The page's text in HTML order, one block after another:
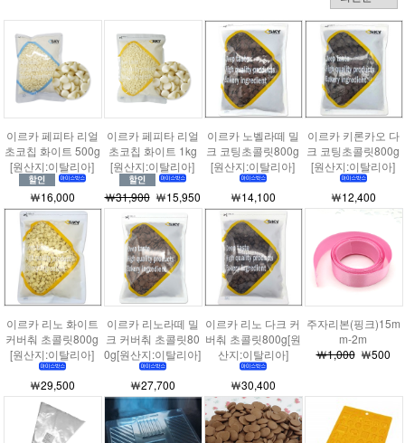
이르카 페피타 리얼
초코칩 화이트 500g
[원산지:이탈리아]
￦16,000
이르카 페피타 리얼
초코칩 화이트 1kg
[원산지:이탈리아]
￦31,900￦15,950
이르카 노벨라떼 밀
크 코팅초콜릿800g
[원산지:이탈리아]
￦14,100
이르카 키론카오 다
크 코팅초콜릿800g
[원산지:이탈리아]
￦12,400
이르카 리노 화이트
커버춰 초콜릿800g
[원산지:이탈리아]
￦29,500
이르카 리노라떼 밀
크 커버춰 초콜릿80
0g[원산지:이탈리아]
￦27,700
이르카 리노 다크 커
버춰 초콜릿800g[원
산지:이탈리아]
￦30,400
주자리본(핑크)15m
m-2m
￦1,000￦500